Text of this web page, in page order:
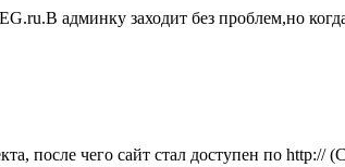
админку заходит без проблем,но
после чего сайт стал доступен по